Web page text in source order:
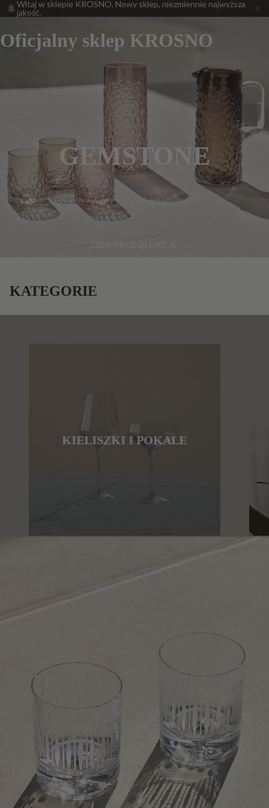
Witaj w sklepie KROSNO. Nowy sklep, niezmiennie najwyższa
jakość.
Oficjalny sklep KROSNO
GEMSTONE
COLLECTION
KATEGORIE
KIELISZKI I POKALE